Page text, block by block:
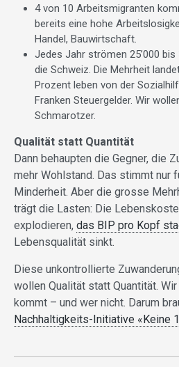
4 von 10 Arbeitsmigranten
bereits eine hohe
Handel, Bauwirtschaft.
Jedes Jahr strömen 25’000 bis
die Schweiz. Die Mehrheit
Prozent leben von der
Franken Steuergelder. Wir
Schmarotzer.
Qualität statt Quantität
Dann behaupten die Gegner, die
mehr Wohlstand. Das stimmt nur
Minderheit. Aber die grosse
trägt die Lasten: Die
explodieren, das BIP pro Kopf
Lebensqualität sinkt.
Diese unkontrollierte
wollen Qualität statt Quantität.
kommt – und wer nicht. Darum
Nachhaltigkeits-Initiative «Keine